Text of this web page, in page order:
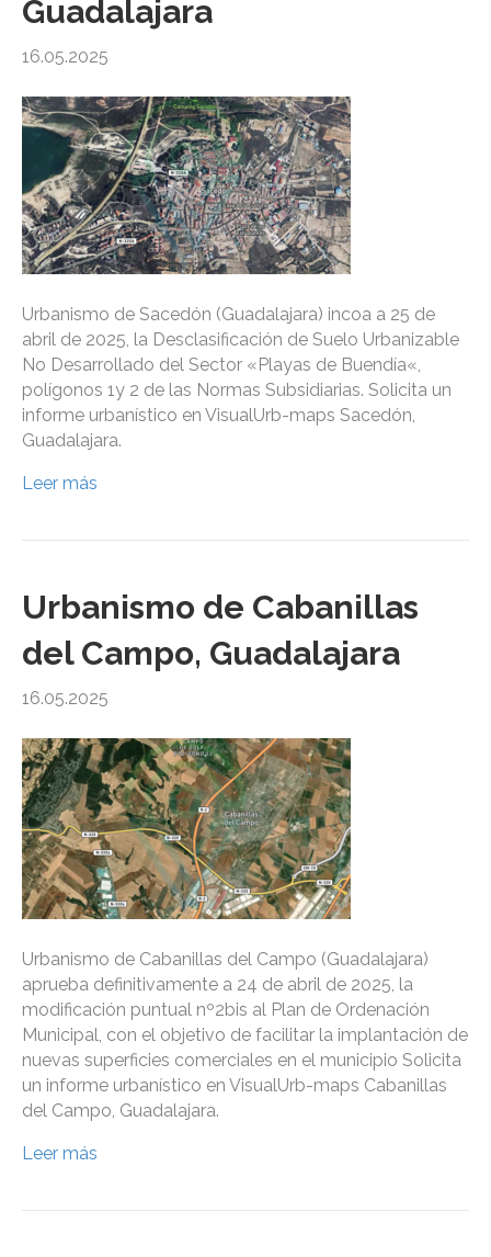
Guadalajara
16.05.2025
Urbanismo de Sacedón (Guadalajara) incoa a 25 de
abril de 2025, la Desclasificación de Suelo Urbanizable
No Desarrollado del Sector «Playas de Buendía«,
polígonos 1y 2 de las Normas Subsidiarias. Solicita un
informe urbanístico en VisualUrb-maps Sacedón,
Guadalajara.
Leer más
Urbanismo de Cabanillas
del Campo, Guadalajara
16.05.2025
Urbanismo de Cabanillas del Campo (Guadalajara)
aprueba definitivamente a 24 de abril de 2025, la
modificación puntual nº2bis al Plan de Ordenación
Municipal, con el objetivo de facilitar la implantación de
nuevas superficies comerciales en el municipio Solicita
un informe urbanístico en VisualUrb-maps Cabanillas
del Campo, Guadalajara.
Leer más